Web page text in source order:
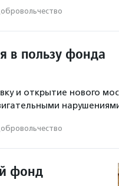
в пользу фонда
и открытие нового
фонд